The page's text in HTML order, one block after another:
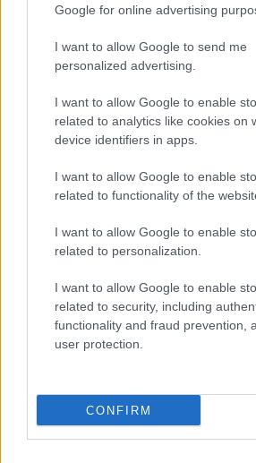
Google for online advertising
I want to allow Google to send me
personalized advertising.
I want to allow Google to enable
related to analytics like cookies on
device identifiers in apps.
I want to allow Google to enable
related to functionality of the
I want to allow Google to enable
related to personalization.
I want to allow Google to enable
related to security, including
functionality and fraud prevention,
user protection.
CONFIRM
meglátszik
emelkedett a vízszint (VIDEÓVAL)
Tugyi Zétény ezüstérmet szerzett a
Jászberényben is korlátozásokat
üzemekben
maradványok kerültek elő
Mentők és rendőrök lepték el az Ady
kerékpáros is érintett
Elérhetőség